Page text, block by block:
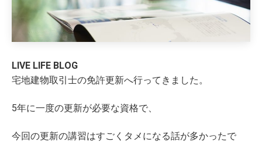
LIVE LIFE BLOG
宅地建物取引士の免許更新へ行ってきました。
5年に一度の更新が必要な資格で、
今回の更新の講習はすごくタメになる話が多かったで